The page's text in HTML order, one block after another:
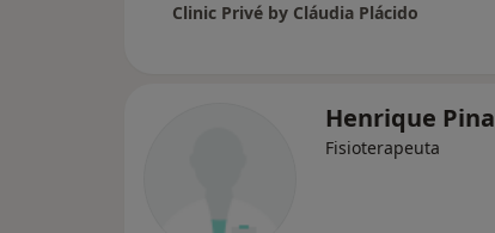
Clinic Privé by Cláudia Plácido
Henrique Pina
Fisioterapeuta